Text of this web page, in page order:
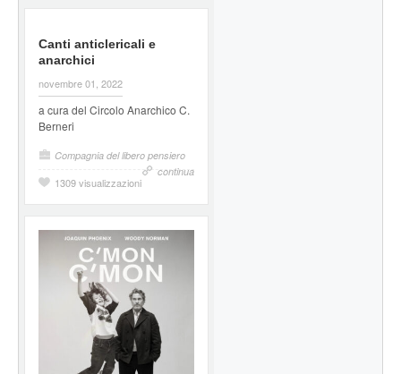
Canti anticlericali e
anarchici
novembre 01, 2022
a cura del Circolo Anarchico C.
Berneri
Compagnia del libero pensiero
continua
1309 visualizzazioni